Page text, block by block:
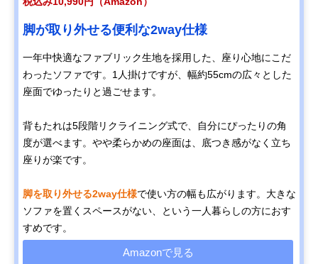
脚が取り外せる便利な2way仕様
一年中快適なファブリック生地を採用した、座り心地にこだ
わったソファです。1人掛けですが、幅約55cmの広々とした
座面でゆったりと過ごせます。
背もたれは5段階リクライニング式で、自分にぴったりの角
度が選べます。やや柔らかめの座面は、底つき感がなく立ち
座りが楽です。
脚を取り外せる2way仕様で使い方の幅も広がります。大きな
ソファを置くスペースがない、という一人暮らしの方におす
すめです。
Amazonで見る